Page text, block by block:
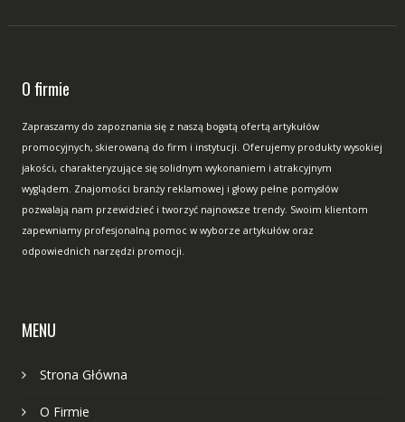
O firmie
Zapraszamy do zapoznania się z naszą bogatą ofertą artykułów
promocyjnych, skierowaną do firm i instytucji. Oferujemy produkty wysokiej
jakości, charakteryzujące się solidnym wykonaniem i atrakcyjnym
wyglądem. Znajomości branży reklamowej i głowy pełne pomysłów
pozwalają nam przewidzieć i tworzyć najnowsze trendy. Swoim klientom
zapewniamy profesjonalną pomoc w wyborze artykułów oraz
odpowiednich narzędzi promocji.
MENU
Strona Główna
O Firmie